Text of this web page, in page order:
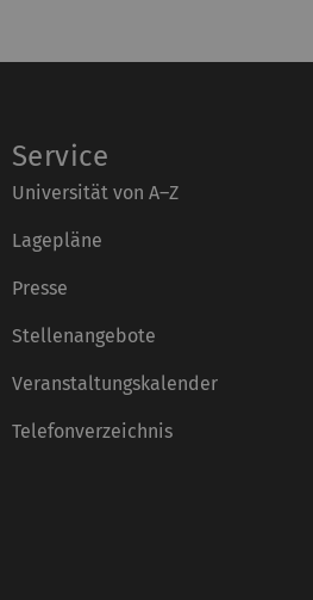
Service
Universität von A–Z
Lagepläne
Presse
Stellenangebote
Veranstaltungskalender
Telefonverzeichnis